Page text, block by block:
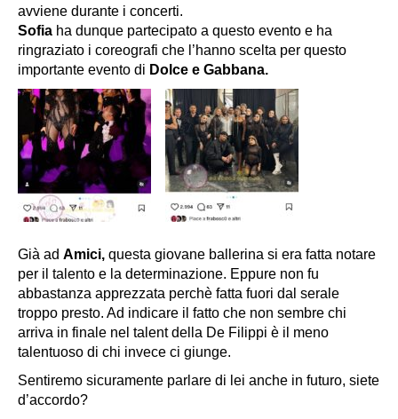
avviene durante i concerti.
Sofia ha dunque partecipato a questo evento e ha
ringraziato i coreografi che l’hanno scelta per questo
importante evento di Dolce e Gabbana.
Già ad Amici, questa giovane ballerina si era fatta notare
per il talento e la determinazione. Eppure non fu
abbastanza apprezzata perchè fatta fuori dal serale
troppo presto. Ad indicare il fatto che non sembre chi
arriva in finale nel talent della De Filippi è il meno
talentuoso di chi invece ci giunge.
Sentiremo sicuramente parlare di lei anche in futuro, siete
d’accordo?